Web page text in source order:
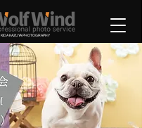
KIDA KAZUYA PHOTOGRAPHY